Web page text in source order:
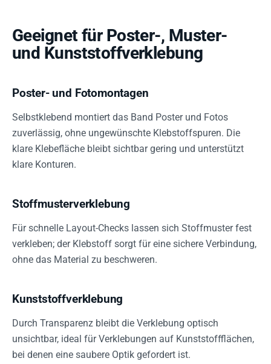
Geeignet für Poster-, Muster-
und Kunststoffverklebung
Poster- und Fotomontagen
Selbstklebend montiert das Band Poster und Fotos
zuverlässig, ohne ungewünschte Klebstoffspuren. Die
klare Klebefläche bleibt sichtbar gering und unterstützt
klare Konturen.
Stoffmusterverklebung
Für schnelle Layout-Checks lassen sich Stoffmuster fest
verkleben; der Klebstoff sorgt für eine sichere Verbindung,
ohne das Material zu beschweren.
Kunststoffverklebung
Durch Transparenz bleibt die Verklebung optisch
unsichtbar, ideal für Verklebungen auf Kunststoffflächen,
bei denen eine saubere Optik gefordert ist.